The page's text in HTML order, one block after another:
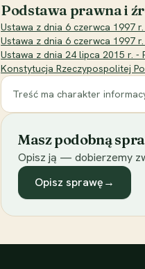
Podstawa prawna i
Ustawa z dnia 6 czerwca 1997
Ustawa z dnia 6 czerwca 1997
Ustawa z dnia 24 lipca 2015 r. -
Konstytucja Rzeczypospolitej
Treść ma charakter
Masz podobną
Opisz ją — dobierzemy
Opisz sprawę→